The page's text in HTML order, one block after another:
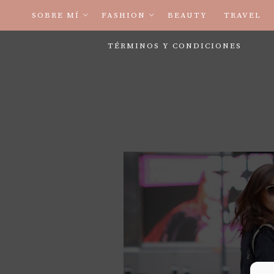
SOBRE MÍ FASHION BEAUTY TRAVEL
TÉRMINOS Y CONDICIONES